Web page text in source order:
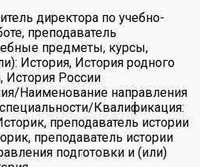
директора по учебно-
преподаватель
предметы, курсы,
История, История родного
История России
Наименование направления
Квалификация:
преподаватель истории
преподаватель истории
подготовки и (или)